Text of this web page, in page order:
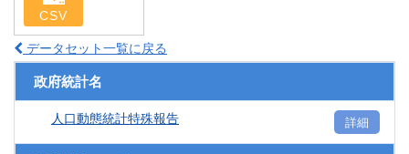
CSV
データセット一覧に戻る
政府統計名
人口動態統計特殊報告 詳細